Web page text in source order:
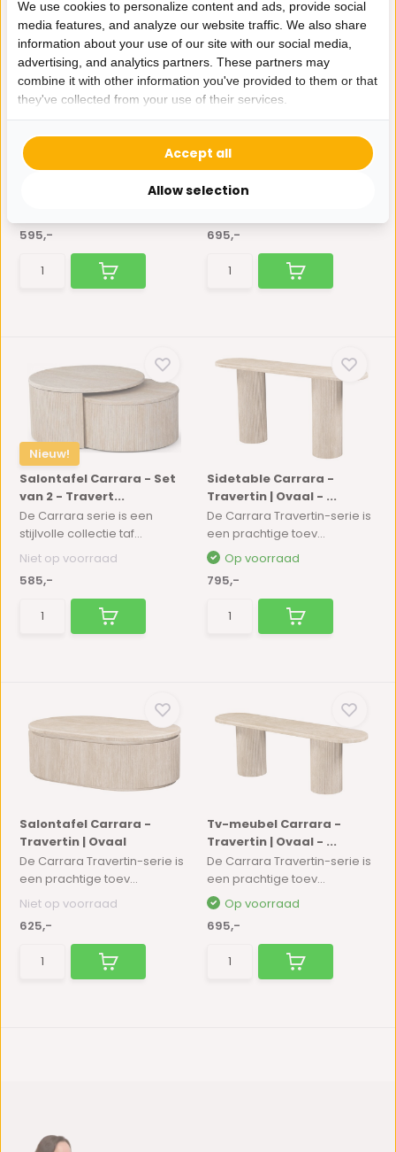
Salontafel Carrara | Set
van 2 Travertin
De Carrara Travertin-serie is
595,-
Eettafel Carrara -
Travertin | Rond
De Carrara Travertin-serie is
een prachtige toev...
695,-
Nieuw!
Salontafel Carrara - Set
van 2 - Travert...
De Carrara serie is een
stijlvolle collectie taf...
Niet op voorraad
585,-
Sidetable Carrara -
Travertin | Ovaal - ...
De Carrara Travertin-serie is
een prachtige toev...
Op voorraad
795,-
Salontafel Carrara -
Travertin | Ovaal
De Carrara Travertin-serie is
een prachtige toev...
Niet op voorraad
625,-
Tv-meubel Carrara -
Travertin | Ovaal - ...
De Carrara Travertin-serie is
een prachtige toev...
Op voorraad
695,-
We use cookies to personalize content and ads, provide social
media features, and analyze our website traffic. We also share
information about your use of our site with our social media,
advertising, and analytics partners. These partners may
combine it with other information you've provided to them or that
they've collected from your use of their services.
Allow selection
Accept all